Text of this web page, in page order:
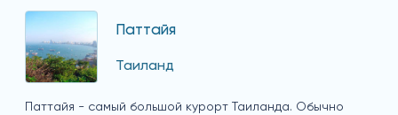
Паттайя
Таиланд
Паттайя - самый большой курорт Таиланда. Обычно